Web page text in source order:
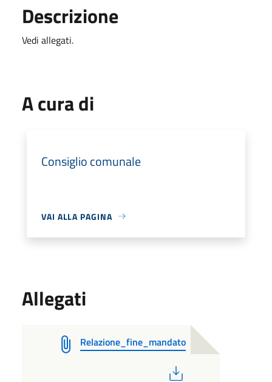
Descrizione
Vedi allegati.
A cura di
Consiglio comunale
VAI ALLA PAGINA
Allegati
Relazione_fine_mandato